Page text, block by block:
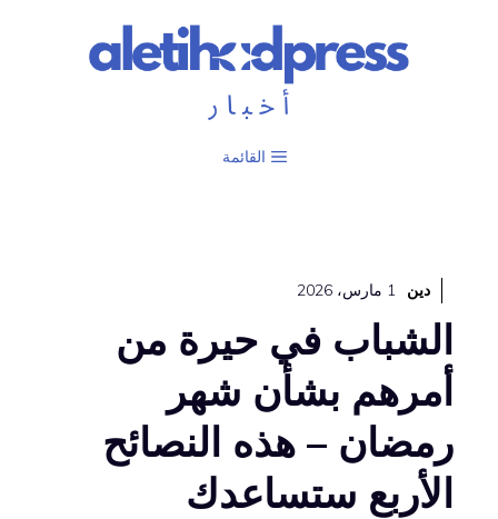
القائمة
دين 1 مارس، 2026
الشباب في حيرة من
أمرهم بشأن شهر
رمضان – هذه النصائح
الأربع ستساعدك